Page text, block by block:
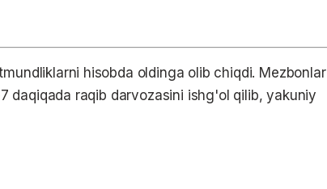
hisobda oldinga olib chiqdi. Mezbonlar
daqiqada raqib darvozasini ishg'ol qilib, yakuniy